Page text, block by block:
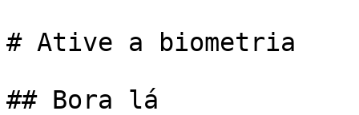
# Ative a biometria
## Bora lá